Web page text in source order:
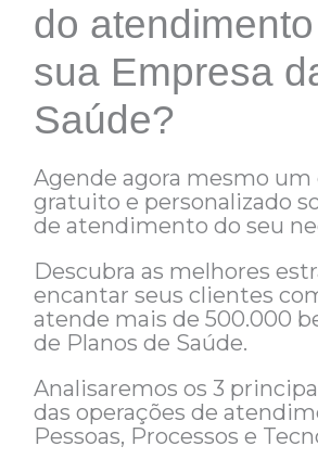
do
sua Empresa
Saúde?​
Agende agora mesmo
gratuito e personalizado
de atendimento do seu
Descubra as melhores
encantar seus clientes
atende mais de 500.000
de Planos de Saúde.
Analisaremos os 3
das operações de
Pessoas, Processos e